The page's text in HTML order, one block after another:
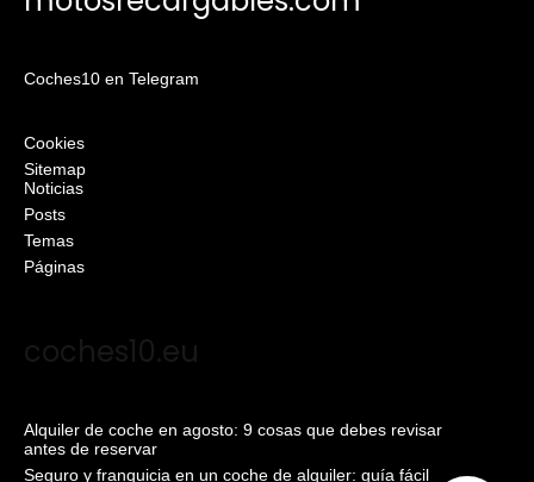
Coches10 en Telegram
Cookies
Sitemap
Noticias
Posts
Temas
Páginas
coches10.eu
Alquiler de coche en agosto: 9 cosas que debes revisar
antes de reservar
Seguro y franquicia en un coche de alquiler: guía fácil